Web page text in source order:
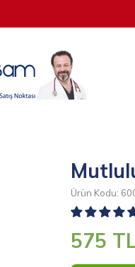
Ürün Kodu:
575